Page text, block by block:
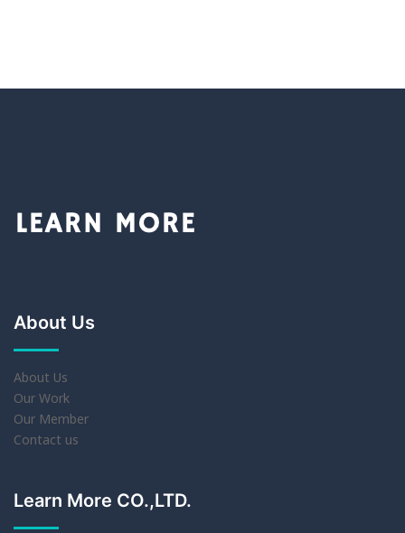
About Us
About Us
Our Work
Our Member
Contact us
Learn More CO.,LTD.